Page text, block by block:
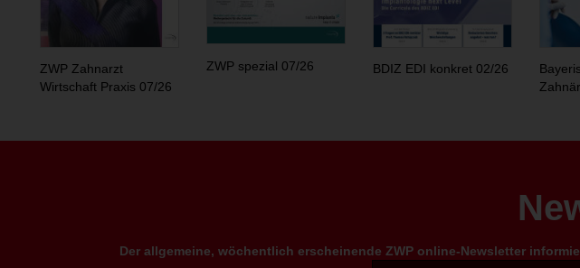
ZWP Zahnarzt
Wirtschaft Praxis 07/26
ZWP spezial 07/26 BDIZ EDI konkret 02/26
Der allgemeine, wöchentlich erscheinende ZWP online-Newsletter